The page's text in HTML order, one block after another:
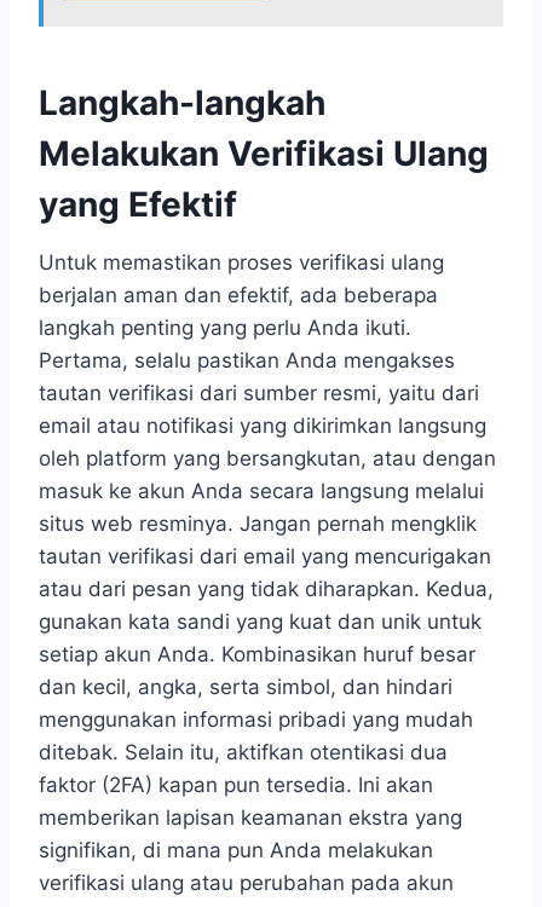
Langkah-langkah
Melakukan Verifikasi Ulang
yang Efektif
Untuk memastikan proses verifikasi ulang
berjalan aman dan efektif, ada beberapa
langkah penting yang perlu Anda ikuti.
Pertama, selalu pastikan Anda mengakses
tautan verifikasi dari sumber resmi, yaitu dari
email atau notifikasi yang dikirimkan langsung
oleh platform yang bersangkutan, atau dengan
masuk ke akun Anda secara langsung melalui
situs web resminya. Jangan pernah mengklik
tautan verifikasi dari email yang mencurigakan
atau dari pesan yang tidak diharapkan. Kedua,
gunakan kata sandi yang kuat dan unik untuk
setiap akun Anda. Kombinasikan huruf besar
dan kecil, angka, serta simbol, dan hindari
menggunakan informasi pribadi yang mudah
ditebak. Selain itu, aktifkan otentikasi dua
faktor (2FA) kapan pun tersedia. Ini akan
memberikan lapisan keamanan ekstra yang
signifikan, di mana pun Anda melakukan
verifikasi ulang atau perubahan pada akun